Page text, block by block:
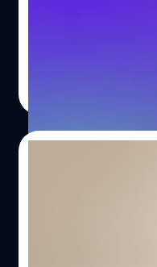
เหตุการณ์จอฟ้าบนระ
หมายถึงเหตุการณ์คว
ของ CrowdStrike ซึ่ง
เมื่อปีที่แล้ว ในโฆษณาดั
บริษัทสมมติที่กำลังจะ
ที่เหตุการณ์จอฟ้าจะส
โฆษณาและเริ่มพูดเกี่ย
กล่าวเยาะเย้ยเครื่อง
แรกของ Kernel ที่อยู่
ปัญหากับความพยายา
ภายนอก "ซึ่งเป็นปัญหา
ปลอดภัยดี" แซมกล่าว
Google เฟิร์ม
ถือเป็นข่าวใหญ่ของวง